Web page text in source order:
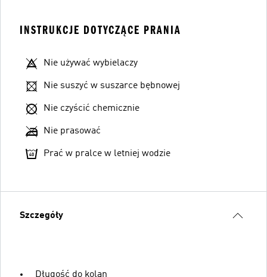
INSTRUKCJE DOTYCZĄCE PRANIA
Nie używać wybielaczy
Nie suszyć w suszarce bębnowej
Nie czyścić chemicznie
Nie prasować
Prać w pralce w letniej wodzie
Szczegóły
Długość do kolan